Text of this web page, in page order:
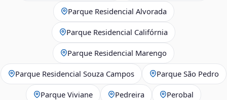
Parque Residencial Alvorada
Parque Residencial Califórnia
Parque Residencial Marengo
Parque Residencial Souza Campos Parque São Pedro
Parque Viviane Pedreira Perobal